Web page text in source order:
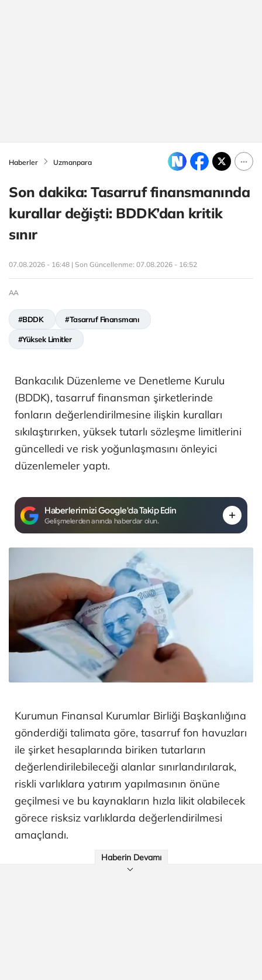
Haberler Uzmanpara
Son dakika: Tasarruf finansmanında
kurallar değişti: BDDK’dan kritik
sınır
07.08.2026 - 16:48 | Son Güncellenme: 07.08.2026 - 16:52
AA
#BDDK #Tasarruf Finansmanı
#Yüksek Limitler
Bankacılık Düzenleme ve Denetleme Kurulu
(BDDK), tasarruf finansman şirketlerinde
fonların değerlendirilmesine ilişkin kuralları
sıkılaştırırken, yüksek tutarlı sözleşme limitlerini
güncelledi ve risk yoğunlaşmasını önleyici
düzenlemeler yaptı.
Haberlerimizi Google'da Takip Edin
Gelişmelerden anında haberdar olun.
Kurumun Finansal Kurumlar Birliği Başkanlığına
gönderdiği talimata göre, tasarruf fon havuzları
ile şirket hesaplarında biriken tutarların
değerlendirilebileceği alanlar sınırlandırılarak,
riskli varlıklara yatırım yapılmasının önüne
geçilmesi ve bu kaynakların hızla likit olabilecek
görece risksiz varlıklarda değerlendirilmesi
amaçlandı.
Haberin Devamı